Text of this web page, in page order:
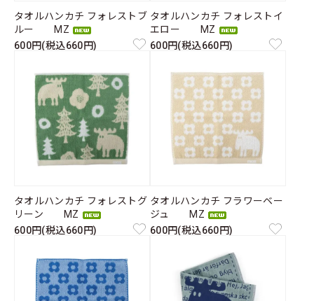
タオルハンカチ フォレストブ
ルー MZ
600円(税込660円)
タオルハンカチ フォレストイ
エロー MZ
600円(税込660円)
タオルハンカチ フォレストグ
リーン MZ
600円(税込660円)
タオルハンカチ フラワーベー
ジュ MZ
600円(税込660円)